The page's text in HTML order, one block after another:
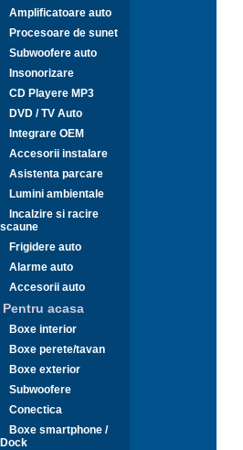
Amplificatoare auto
Procesoare de sunet
Subwoofere auto
Insonorizare
CD Playere MP3
DVD / TV Auto
Integrare OEM
Accesorii instalare
Asistenta parcare
Lumini ambientale
Incalzire si racire
scaune
Frigidere auto
Alarme auto
Accesorii auto
Pentru acasa
Boxe interior
Boxe perete/tavan
Boxe exterior
Subwoofere
Conectica
Boxe smartphone /
Dock